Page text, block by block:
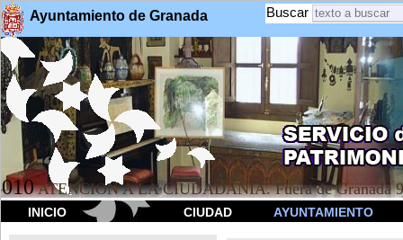
Ayuntamiento de Granada Buscar
010 ATENCION A LA CIUDADANÍA. Fuera de Granada
INICIO CIUDAD AYUNTAMIENTO